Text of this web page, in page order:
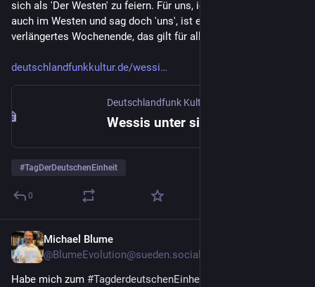
sich als 'Der Westen' zu feiern. Für uns, ich mein', ich bin ja
auch im Westen und sag doch 'uns', ist es immerhin ein
verlängertes Wochenende, das gilt für alle.
deutschlandfunkkultur.de/wessi
Deutschlandfunk Kultur
#TagDerDeutschenEinheit
0
Michael Blume
@BlumeEvolution@sueden.social
Habe mich zum #TagderdeutschenEinheit